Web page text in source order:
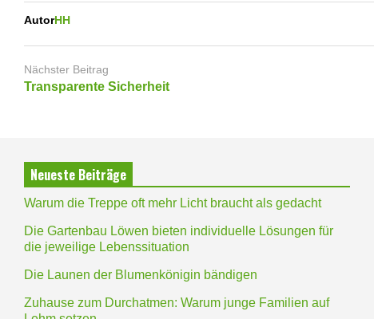
AutorHH
Nächster Beitrag
Transparente Sicherheit
Neueste Beiträge
Warum die Treppe oft mehr Licht braucht als gedacht
Die Gartenbau Löwen bieten individuelle Lösungen für
die jeweilige Lebenssituation
Die Launen der Blumenkönigin bändigen
Zuhause zum Durchatmen: Warum junge Familien auf